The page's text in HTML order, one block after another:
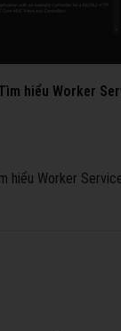
hiểu Worker
hiểu Worker